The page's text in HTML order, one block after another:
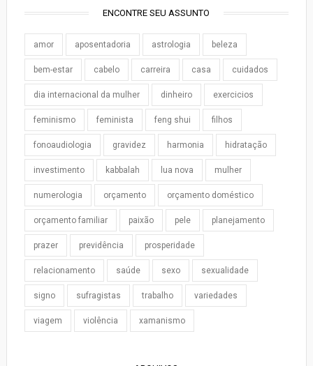
ENCONTRE SEU ASSUNTO
amor aposentadoria astrologia beleza
bem-estar cabelo carreira casa cuidados
dia internacional da mulher dinheiro exercicios
feminismo feminista feng shui filhos
fonoaudiologia gravidez harmonia hidratação
investimento kabbalah lua nova mulher
numerologia orçamento orçamento doméstico
orçamento familiar paixão pele planejamento
prazer previdência prosperidade
relacionamento saúde sexo sexualidade
signo sufragistas trabalho variedades
viagem violência xamanismo